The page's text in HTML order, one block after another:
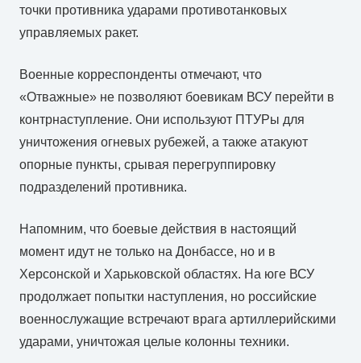
точки противника ударами противотанковых
управляемых ракет.
Военные корреспонденты отмечают, что
«Отважные» не позволяют боевикам ВСУ перейти в
контрнаступление. Они используют ПТУРы для
уничтожения огневых рубежей, а также атакуют
опорные пункты, срывая перегруппировку
подразделений противника.
Напомним, что боевые действия в настоящий
момент идут не только на Донбассе, но и в
Херсонской и Харьковской областях. На юге ВСУ
продолжает попытки наступления, но российские
военнослужащие встречают врага артиллерийскими
ударами, уничтожая целые колонны техники.